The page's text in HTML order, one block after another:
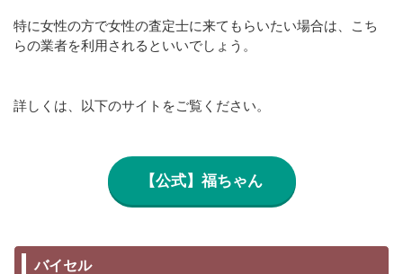
特に女性の方で女性の査定士に来てもらいたい場合は、こち
らの業者を利用されるといいでしょう。
詳しくは、以下のサイトをご覧ください。
【公式】福ちゃん
バイセル